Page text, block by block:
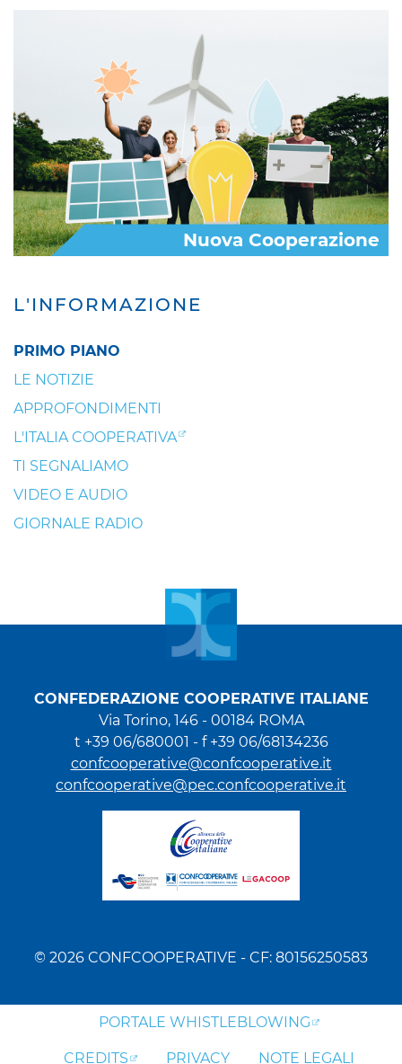
L'INFORMAZIONE
PRIMO PIANO
LE NOTIZIE
APPROFONDIMENTI
L'ITALIA COOPERATIVA
TI SEGNALIAMO
VIDEO E AUDIO
GIORNALE RADIO
Nuova Cooperazione
CONFEDERAZIONE COOPERATIVE ITALIANE
Via Torino, 146 - 00184 ROMA
t +39 06/680001 - f +39 06/68134236
confcooperative@confcooperative.it
confcooperative@pec.confcooperative.it
© 2026 CONFCOOPERATIVE - CF: 80156250583
PORTALE WHISTLEBLOWING
CREDITS PRIVACY NOTE LEGALI